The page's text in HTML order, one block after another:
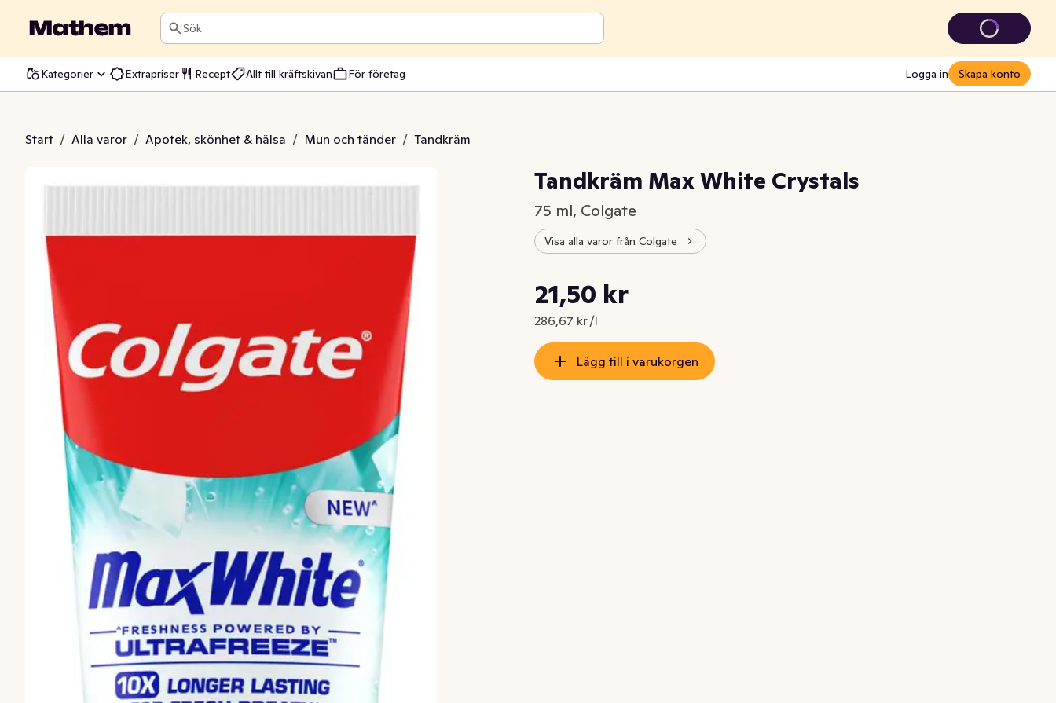
Sök
Kategorier Extrapriser Recept Allt till kräftskivan För företag Logga in Skapa konto
Start / Alla varor / Apotek, skönhet & hälsa / Mun och tänder / Tandkräm
White Crystals
Tandkräm Max White Crystals
75 ml, Colgate
Visa alla varor från Colgate
Nuvarande pris är: 21,50 kr
21,50 kr
286,67 kr /l
Styckpris: 286,67 kr /l
Lägg till i varukorgen